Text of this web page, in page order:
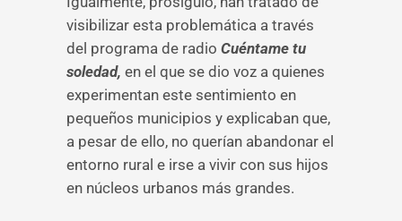
visibilizar esta problemática a través
del programa de radio Cuéntame tu
soledad, en el que se dio voz a quienes
experimentan este sentimiento en
pequeños municipios y explicaban que,
a pesar de ello, no querían abandonar el
entorno rural e irse a vivir con sus hijos
en núcleos urbanos más grandes.